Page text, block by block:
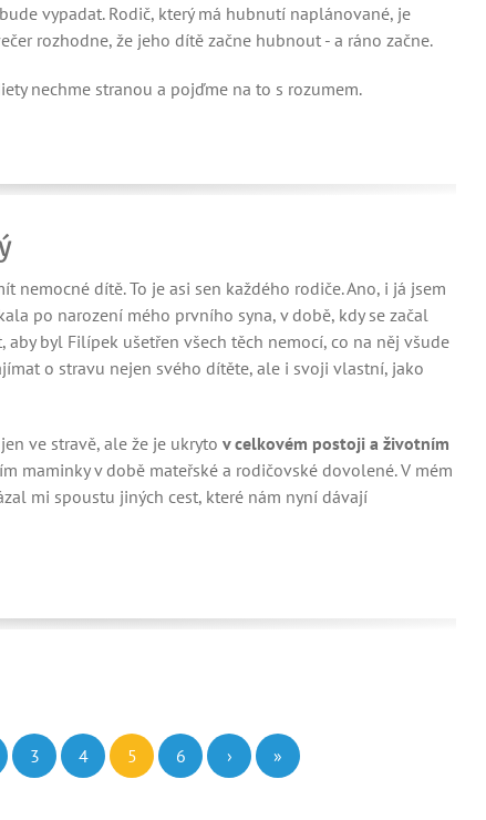
vypadat. Rodič, který má hubnutí naplánované, je
rozhodne, že jeho dítě začne hubnout - a ráno začne.
nechme stranou a pojďme na to s rozumem.
nemocné dítě. To je asi sen každého rodiče. Ano, i já jsem
po narození mého prvního syna, v době, kdy se začal
aby byl Filípek ušetřen všech těch nemocí, co na něj všude
o stravu nejen svého dítěte, ale i svoji vlastní, jako
ve stravě, ale že je ukryto v celkovém postoji a životním
maminky v době mateřské a rodičovské dovolené. V mém
mi spoustu jiných cest, které nám nyní dávají
3 4 5 6 › »